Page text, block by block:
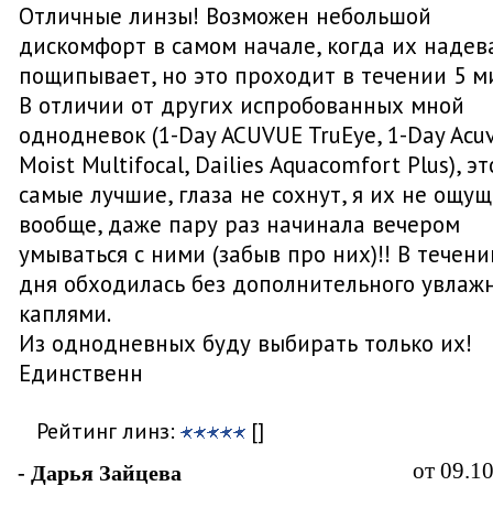
Отличные линзы! Возможен небольшой
дискомфорт в самом начале, когда их
пощипывает, но это проходит в течении 5
В отличии от других испробованных мной
однодневок (1-Day ACUVUE TruEye, 1-Day
Moist Multifocal, Dailies Aquacomfort Plus),
самые лучшие, глаза не сохнут, я их не
вообще, даже пару раз начинала вечером
умываться с ними (забыв про них)!! В
дня обходилась без дополнительного
каплями.
Из однодневных буду выбирать только их!
Единственн
Рейтинг линз: []
- Дарья Зайцева от